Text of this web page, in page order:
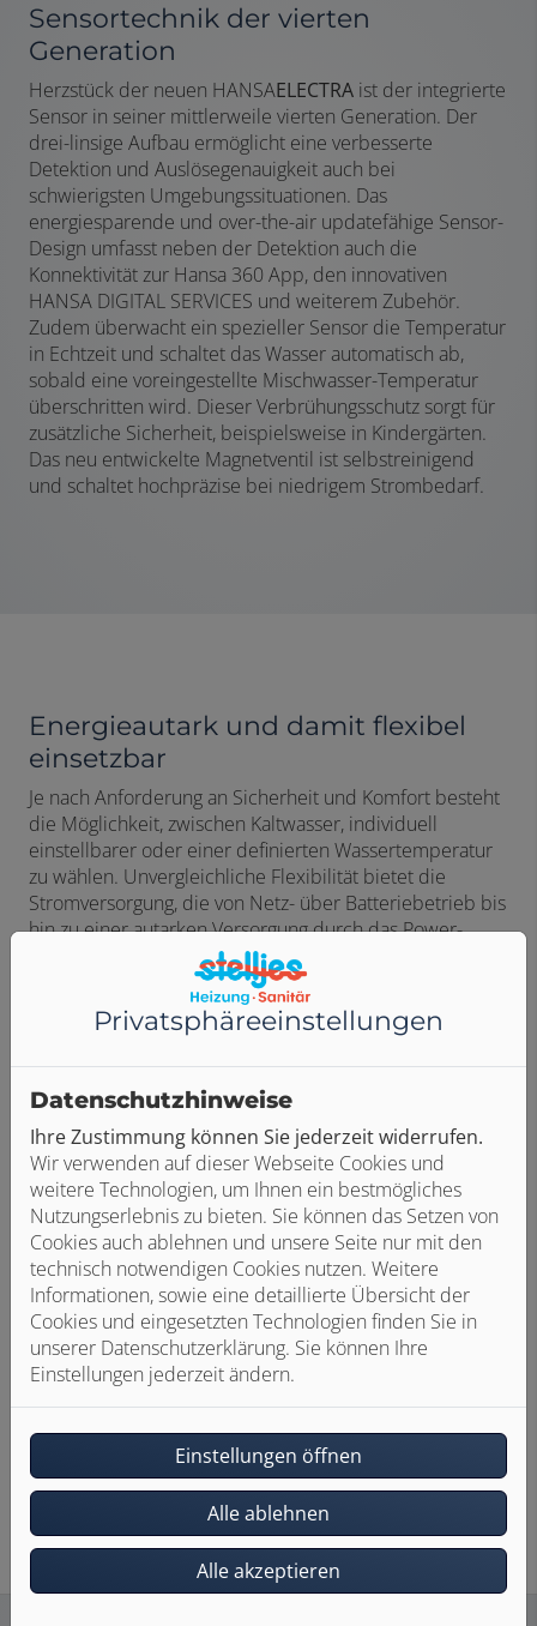
Sensortechnik der vierten
Generation
Herzstück der neuen HANSAELECTRA ist der integrierte
Sensor in seiner mittlerweile vierten Generation. Der
drei-linsige Aufbau ermöglicht eine verbesserte
Detektion und Auslösegenauigkeit auch bei
schwierigsten Umgebungssituationen. Das
energiesparende und over-the-air updatefähige Sensor-
Design umfasst neben der Detektion auch die
Konnektivität zur Hansa 360 App, den innovativen
HANSA DIGITAL SERVICES und weiterem Zubehör.
Zudem überwacht ein spezieller Sensor die Temperatur
in Echtzeit und schaltet das Wasser automatisch ab,
sobald eine voreingestellte Mischwasser-Temperatur
überschritten wird. Dieser Verbrühungsschutz sorgt für
zusätzliche Sicherheit, beispielsweise in Kindergärten.
Das neu entwickelte Magnetventil ist selbstreinigend
und schaltet hochpräzise bei niedrigem Strombedarf.
Energieautark und damit flexibel
einsetzbar
Je nach Anforderung an Sicherheit und Komfort besteht
die Möglichkeit, zwischen Kaltwasser, individuell
einstellbarer oder einer definierten Wassertemperatur
zu wählen. Unvergleichliche Flexibilität bietet die
Stromversorgung, die von Netz- über Batteriebetrieb bis
hin zu einer autarken Versorgung durch das Power-
Modul mit Wasser-Turbine reicht. Damit ist an jeder
denkbaren Entnahmestelle eine berührungslose
Funktion möglich. Die Sensoreinheit bleibt dabei immer
gleich. So kann die Stromquelle auch nachträglich
gewechselt werden, wenn sich beispielsweise durch
Renovierungsmaßnahmen die Ausgangslage verändert.
Privatsphäre­einstellungen
Datenschutzhinweise
Ihre Zustimmung können Sie jederzeit widerrufen.
Wir verwenden auf dieser Webseite Cookies und
weitere Technologien, um Ihnen ein bestmögliches
Nutzungserlebnis zu bieten. Sie können das Setzen von
Cookies auch ablehnen und unsere Seite nur mit den
technisch notwendigen Cookies nutzen. Weitere
Informationen, sowie eine detaillierte Übersicht der
Cookies und eingesetzten Technologien finden Sie in
unserer Datenschutzerklärung. Sie können Ihre
Einstellungen jederzeit ändern.
Einstellungen öffnen
Alle ablehnen
Alle akzeptieren